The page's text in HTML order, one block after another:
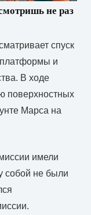
не раз
спуск
платформы и
. В ходе
поверхностных
Марса на
имели
собой не были
.